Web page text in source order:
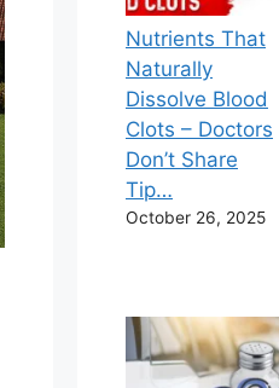
Nutrients That
Naturally
Dissolve Blood
Clots – Doctors
Don’t Share
Tip…
October 26, 2025